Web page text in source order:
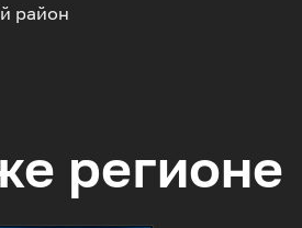
район
регионе